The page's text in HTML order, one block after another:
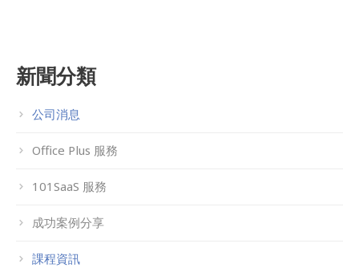
新聞分類
公司消息
Office Plus 服務
101SaaS 服務
成功案例分享
課程資訊